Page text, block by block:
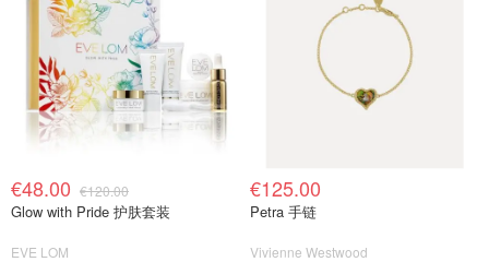
€48.00 €120.00
Glow with Pride 护肤套装
EVE LOM
€125.00
Petra 手链
Vivienne Westwood